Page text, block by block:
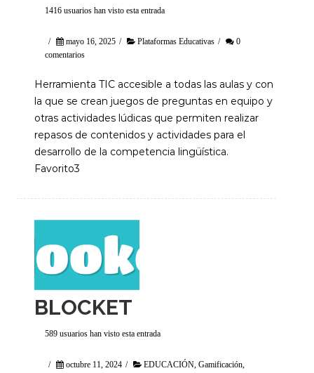
1416 usuarios han visto esta entrada
/ mayo 16, 2025 / Plataformas Educativas /
0
comentarios
Herramienta TIC accesible a todas las aulas y con
la que se crean juegos de preguntas en equipo y
otras actividades lúdicas que permiten realizar
repasos de contenidos y actividades para el
desarrollo de la competencia lingüística.
Favorito3
BLOCKET
589 usuarios han visto esta entrada
/ octubre 11, 2024 / EDUCACIÓN Gamificación